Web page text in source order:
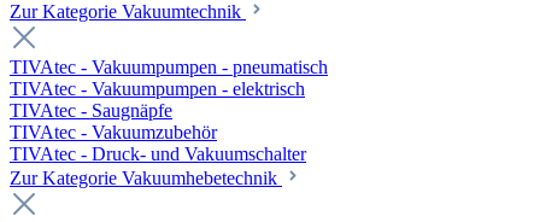
Zur Kategorie Vakuumtechnik
TIVAtec - Vakuumpumpen - pneumatisch
TIVAtec - Vakuumpumpen - elektrisch
TIVAtec - Saugnäpfe
TIVAtec - Vakuumzubehör
TIVAtec - Druck- und Vakuumschalter
Zur Kategorie Vakuumhebetechnik